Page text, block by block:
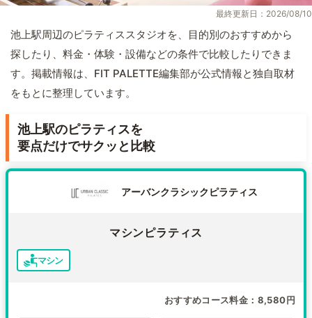
最終更新日：2026/08/10
池上駅周辺のピラティススタジオを、目的別のおすすめから
探したり、料金・体験・設備などの条件で比較したりできま
す。掲載情報は、FIT PALETTE編集部が公式情報と独自取材
をもとに整理しています。
池上駅のピラティスを
要点だけでサクッと比較
アーバンクラシックピラティス
マシンピラティス
マシン
おすすめコース料金 8,580円